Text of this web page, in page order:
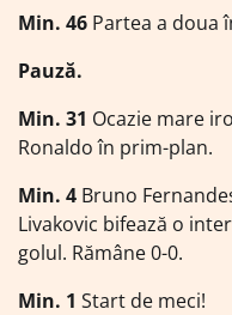
Min. 46 Partea a doua
Pauză.
Min. 31 Ocazie mare
Ronaldo în prim-plan.
Min. 4 Bruno
Livakovic bifează o
golul. Rămâne 0-0.
Min. 1 Start de meci!